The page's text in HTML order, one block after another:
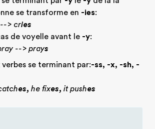
se transforme en -ies:
> cries
de voyelle avant le -y:
--> prays
verbes se terminant par:-ss, -x, -sh, -
es, he fixes, it pushes